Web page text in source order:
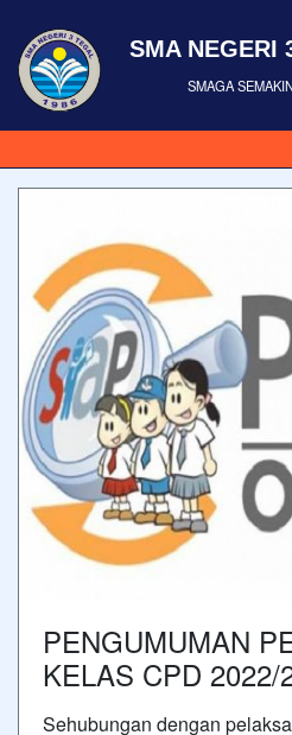
SMA NEGERI
SMAGA
PENGUMUMAN
KELAS CPD 2022/
Sehubungan dengan